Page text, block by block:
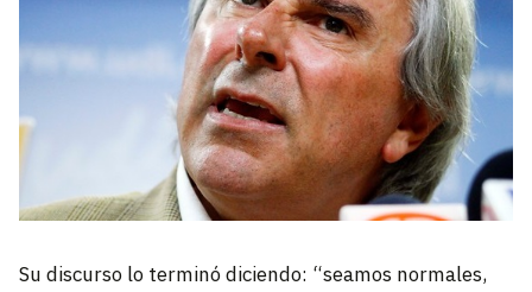
Su discurso lo terminó diciendo: “seamos normales,